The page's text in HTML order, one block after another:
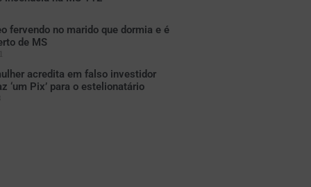
fervendo no marido que dormia e é
de MS
acredita em falso investidor
‘um Pix’ para o estelionatário